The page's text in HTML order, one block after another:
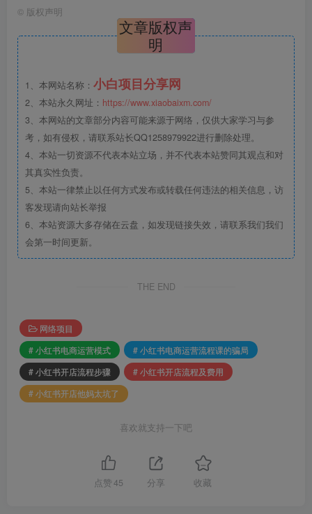
© 版权声明
文章版权声
明
1、本网站名称： 小白项目分享网
2、本站永久网址： https://www.xiaobaixm.com/
3、本网站的文章部分内容可能来源于网络，仅供大家学习与参
考，如有侵权，请联系站长QQ1258979922进行删除处理。
4、本站一切资源不代表本站立场，并不代表本站赞同其观点和对
其真实性负责。
5、本站一律禁止以任何方式发布或转载任何违法的相关信息，访
客发现请向站长举报
6、本站资源大多存储在云盘，如发现链接失效，请联系我们我们
会第一时间更新。
THE END
网络项目
# 小红书电商运营模式
# 小红书电商运营流程课的骗局
# 小红书开店流程步骤
# 小红书开店流程及费用
# 小红书开店他妈太坑了
喜欢就支持一下吧
点赞 45 分享 收藏